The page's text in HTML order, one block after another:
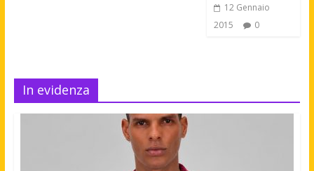
12 Gennaio
2015
0
In evidenza